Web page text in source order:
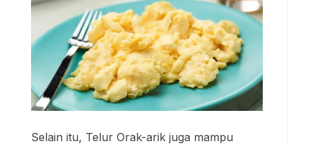
Selain itu, Telur Orak-arik juga mampu